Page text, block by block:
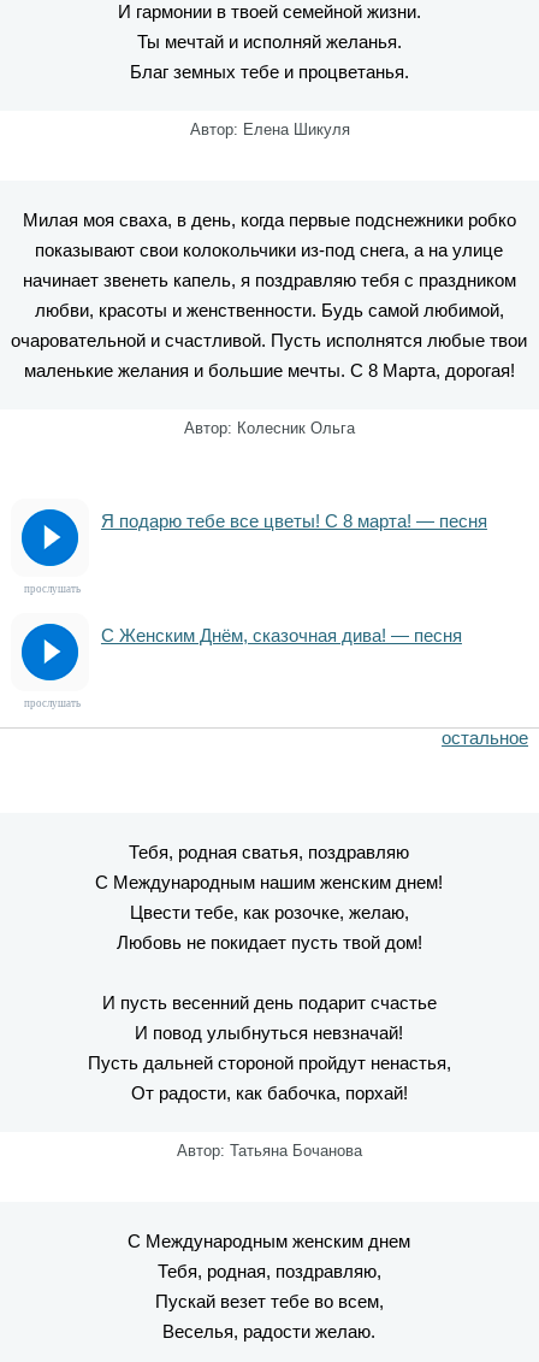
И гармонии в твоей семейной жизни.
Ты мечтай и исполняй желанья.
Благ земных тебе и процветанья.
Автор: Елена Шикуля
Милая моя сваха, в день, когда первые подснежники робко
показывают свои колокольчики из-под снега, а на улице
начинает звенеть капель, я поздравляю тебя с праздником
любви, красоты и женственности. Будь самой любимой,
очаровательной и счастливой. Пусть исполнятся любые твои
маленькие желания и большие мечты. С 8 Марта, дорогая!
Автор: Колесник Ольга
Я подарю тебе все цветы! С 8 марта! — песня
прослушать
С Женским Днём, сказочная дива! — песня
прослушать
остальное
Тебя, родная сватья, поздравляю
С Международным нашим женским днем!
Цвести тебе, как розочке, желаю,
Любовь не покидает пусть твой дом!
И пусть весенний день подарит счастье
И повод улыбнуться невзначай!
Пусть дальней стороной пройдут ненастья,
От радости, как бабочка, порхай!
Автор: Татьяна Бочанова
С Международным женским днем
Тебя, родная, поздравляю,
Пускай везет тебе во всем,
Веселья, радости желаю.